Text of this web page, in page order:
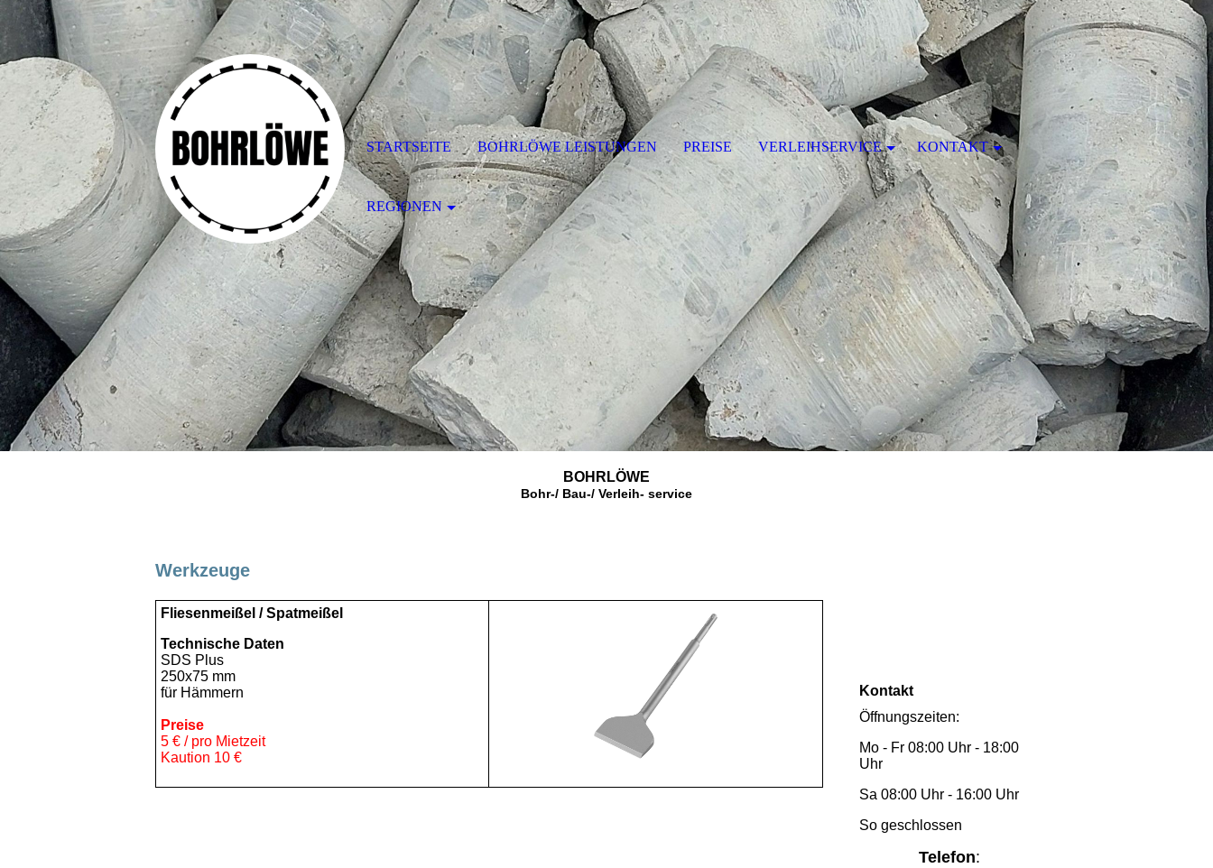
BOHRLÖWE
Bohr-/ Bau-/ Verleih- service
Werkzeuge
Fliesenmeißel / Spatmeißel
Technische Daten
SDS Plus
250x75 mm
für Hämmern
Preise
5 € / pro Mietzeit
Kaution 10 €
Kontakt
Öffnungszeiten:
Mo - Fr 08:00 Uhr - 18:00
Uhr
Sa 08:00 Uhr - 16:00 Uhr
So geschlossen
Telefon:
STARTSEITE BOHRLÖWE LEISTUNGEN PREISE VERLEIHSERVICE KONTAKT
REGIONEN